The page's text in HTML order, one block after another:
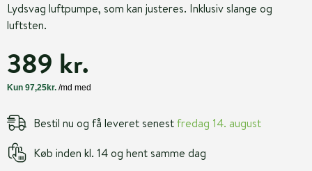
Lydsvag luftpumpe, som kan justeres. Inklusiv slange og
luftsten.
389 kr.
Bestil nu og få leveret senestfredag 14. august
Køb inden kl. 14 og hent samme dag